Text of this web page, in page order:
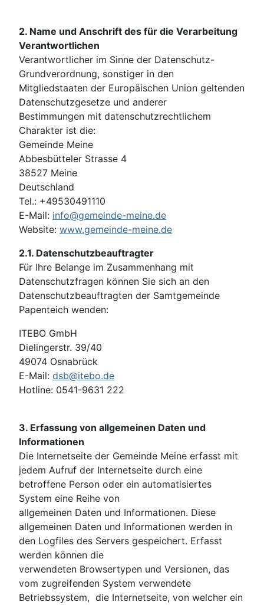
2. Name und Anschrift des für die Verarbeitung
Verantwortlichen
Verantwortlicher im Sinne der Datenschutz-
Grundverordnung, sonstiger in den
Mitgliedstaaten der Europäischen Union geltenden
Datenschutzgesetze und anderer
Bestimmungen mit datenschutzrechtlichem
Charakter ist die:
Gemeinde Meine
Abbesbütteler Strasse 4
38527 Meine
Deutschland
Tel.: +49530491110
E-Mail: info@gemeinde-meine.de
Website: www.gemeinde-meine.de
2.1. Datenschutzbeauftragter
Für Ihre Belange im Zusammenhang mit
Datenschutzfragen können Sie sich an den
Datenschutzbeauftragten der Samtgemeinde
Papenteich wenden:
ITEBO GmbH
Dielingerstr. 39/40
49074 Osnabrück
E-Mail: dsb@itebo.de
Hotline: 0541-9631 222
3. Erfassung von allgemeinen Daten und
Informationen
Die Internetseite der Gemeinde Meine erfasst mit
jedem Aufruf der Internetseite durch eine
betroffene Person oder ein automatisiertes
System eine Reihe von
allgemeinen Daten und Informationen. Diese
allgemeinen Daten und Informationen werden in
den Logfiles des Servers gespeichert. Erfasst
werden können die
verwendeten Browsertypen und Versionen, das
vom zugreifenden System verwendete
Betriebssystem, die Internetseite, von welcher ein